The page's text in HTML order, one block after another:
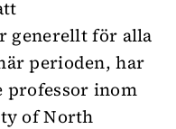
generellt för alla
perioden, har
professor inom
of North